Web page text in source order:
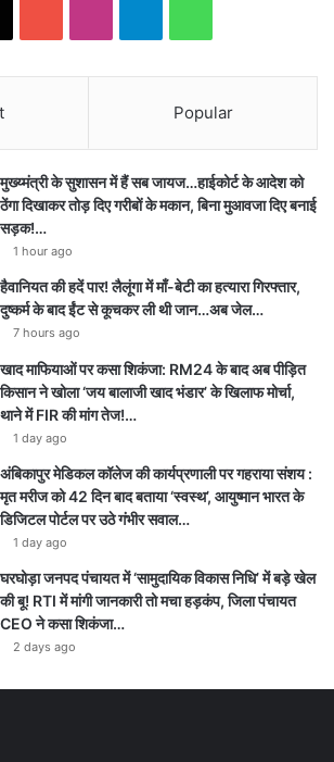
Popular
मुख्य्मंत्री के सुशासन में हैं सब जायज…हाईकोर्ट के आदेश को
ठेंगा दिखाकर तोड़ दिए गरीबों के मकान, बिना मुआवजा दिए बनाई
सड़क!…
1 hour ago
हैवानियत की हदें पार! लैलूंगा में माँ-बेटी का हत्यारा गिरफ्तार,
दुष्कर्म के बाद ईंट से कूचकर ली थी जान…अब जेल…
7 hours ago
खाद माफियाओं पर कसा शिकंजा: RM24 के बाद अब पीड़ित
किसान ने खोला ‘जय बालाजी खाद भंडार’ के खिलाफ मोर्चा,
थाने में FIR की मांग तेज!…
1 day ago
अंबिकापुर मेडिकल कॉलेज की कार्यप्रणाली पर गहराया संशय :
मृत मरीज को 42 दिन बाद बताया ‘स्वस्थ’, आयुष्मान भारत के
डिजिटल पोर्टल पर उठे गंभीर सवाल…
1 day ago
घरघोड़ा जनपद पंचायत में ‘सामुदायिक विकास निधि’ में बड़े खेल
की बू! RTI में मांगी जानकारी तो मचा हड़कंप, जिला पंचायत
CEO ने कसा शिकंजा…
2 days ago